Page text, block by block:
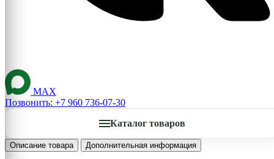
MAX
Позвонить: +7 960 736-07-30
Каталог товаров
Описание товара Дополнительная информация